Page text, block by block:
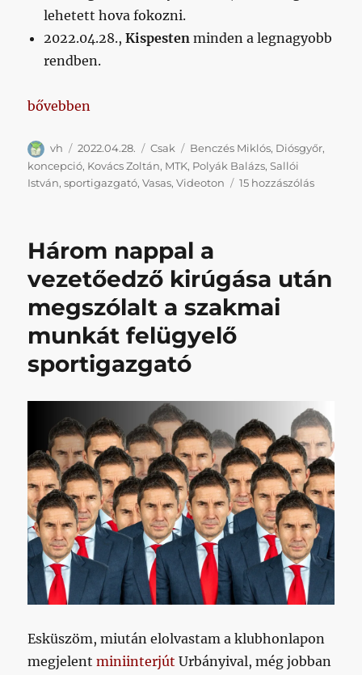
lehetett hova fokozni.
2022.04.28.,Kispesten minden a legnagyobb
rendben.
„Drága, de legalább kínosan hosszan bebukott
bővebben
Szerző
vh Közzétéve
2022.04.28. Kategória
Csak Címke
Benczés Miklós, Diósgyőr,
koncepció, Kovács Zoltán, MTK, Polyák Balázs,Sallói
István,sportigazgató,Vasas,Videoton 15 hozzászólásDrága,
Három nappal a
vezetőedző kirúgása után
megszólalt a szakmai
munkát felügyelő
sportigazgató
Esküszöm, miután elolvastam a klubhonlapon
megjelentminiinterjút Urbányival, még jobban